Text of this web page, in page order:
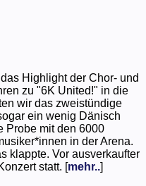
Highlight der Chor- und
zu "6K United!" in die
wir das zweistündige
ein wenig Dänisch
Probe mit den 6000
in der Arena.
klappte. Vor ausverkaufter
statt. [mehr..]